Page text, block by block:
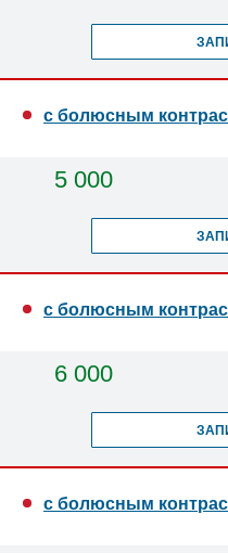
с болюсным
5 000
с болюсным
6 000
с болюсным